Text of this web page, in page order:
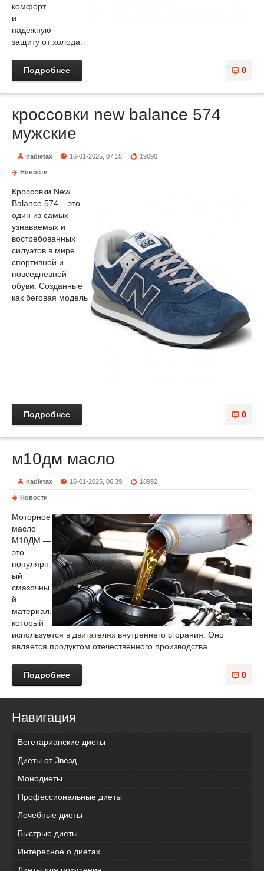
комфорт
и
надёжную
защиту от холода.
0
Подробнее
кроссовки new balance 574
мужские
nadietax 16-01-2025, 07:15 19090
Новости
Кроссовки New
Balance 574 – это
один из самых
узнаваемых и
востребованных
силуэтов в мире
спортивной и
повседневной
обуви. Созданные
как беговая модель
0
Подробнее
м10дм масло
nadietax 16-01-2025, 06:39 18992
Новости
Моторное
масло
М10ДМ —
это
популярн
ый
смазочны
й
материал,
который
используется в двигателях внутреннего сгорания. Оно
является продуктом отечественного производства
0
Подробнее
Навигация
Вегетарианские диеты
Диеты от Звёзд
Монодиеты
Профессиональные диеты
Лечебные диеты
Быстрые диеты
Интересное о диетах